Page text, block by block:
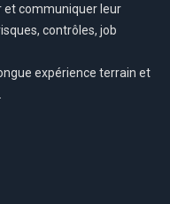
et communiquer leur
contrôles, job
expérience terrain et